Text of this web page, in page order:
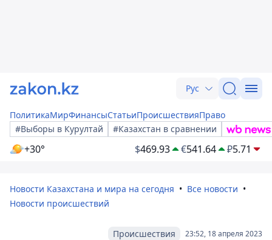
Рус
ПолитикаМирФинансыСтатьиПроисшествияПраво
#Выборы в Курултай
#Казахстан в сравнении
+30° $469.93 €541.64 ₽5.71
Новости Казахстана и мира на сегодня
Все новости
Новости происшествий
23:52, 18 апреля 2023
Происшествия